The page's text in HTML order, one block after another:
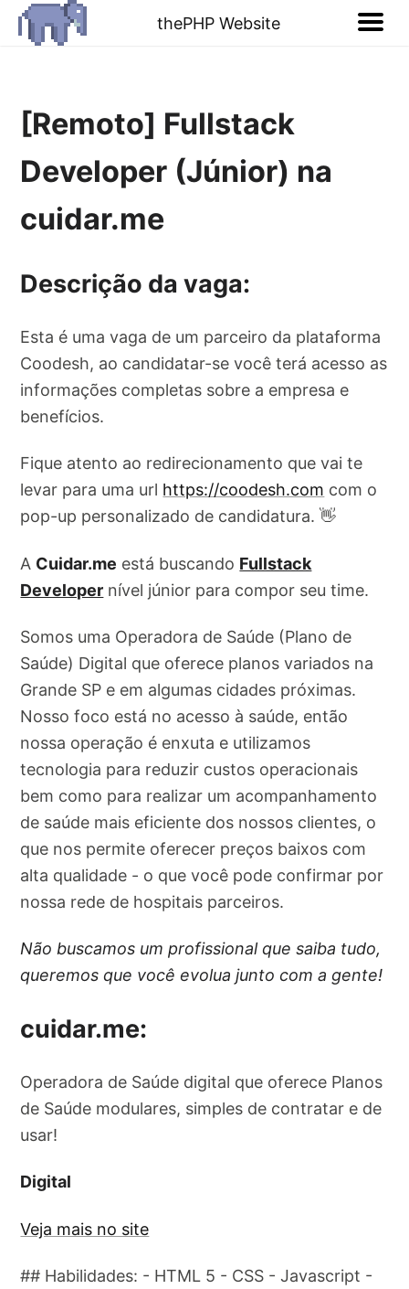
thePHP Website
[Remoto] Fullstack
Developer (Júnior) na
cuidar.me
Descrição da vaga:
Esta é uma vaga de um parceiro da plataforma
Coodesh, ao candidatar-se você terá acesso as
informações completas sobre a empresa e
benefícios.
Fique atento ao redirecionamento que vai te
levar para uma url https://coodesh.com com o
pop-up personalizado de candidatura. 👋
A Cuidar.me está buscando Fullstack
Developer nível júnior para compor seu time.
Somos uma Operadora de Saúde (Plano de
Saúde) Digital que oferece planos variados na
Grande SP e em algumas cidades próximas.
Nosso foco está no acesso à saúde, então
nossa operação é enxuta e utilizamos
tecnologia para reduzir custos operacionais
bem como para realizar um acompanhamento
de saúde mais eficiente dos nossos clientes, o
que nos permite oferecer preços baixos com
alta qualidade - o que você pode confirmar por
nossa rede de hospitais parceiros.
Não buscamos um profissional que saiba tudo,
queremos que você evolua junto com a gente!
cuidar.me:
Operadora de Saúde digital que oferece Planos
de Saúde modulares, simples de contratar e de
usar!
Digital
Veja mais no site
## Habilidades: - HTML 5 - CSS - Javascript -